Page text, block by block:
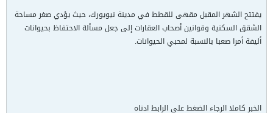
يفتتح الشهر المقبل مقهى للقطط في مدينة نيويورك، حيث يؤدي صغر مساحة
الشقق السكنية وقوانين أصحاب العقارات إلى جعل مسألة الاحتفاظ بحيوانات
أليفة أمرا صعبا بالنسبة لمحبي الحيوانات.
الخبر كاملا الرجاء الضغط على الرابط ادناه